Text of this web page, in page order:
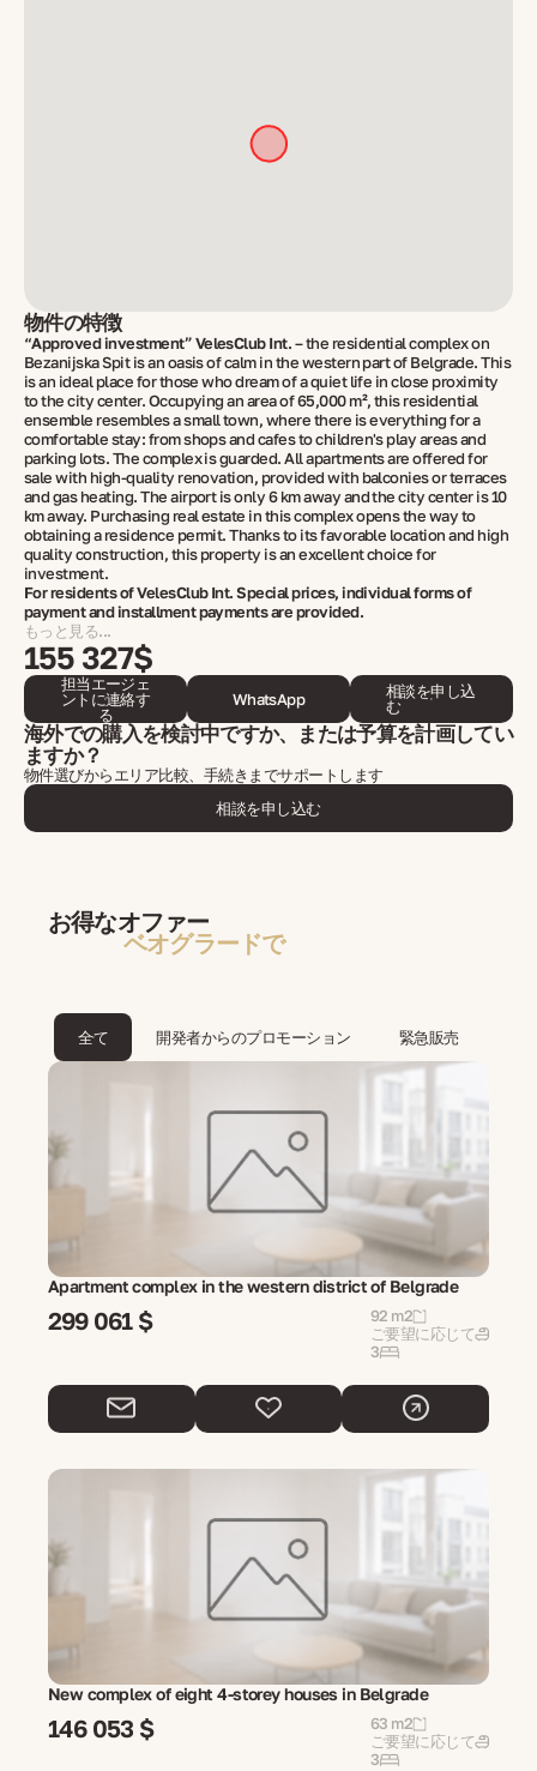
物件の特徴
“Approved investment” VelesClub Int.– the residential complex on
Bezanijska Spit is an oasis of calm in the western part of Belgrade. This
is an ideal place for those who dream of a quiet life in close proximity
to the city center. Occupying an area of 65,000 m², this residential
ensemble resembles a small town, where there is everything for a
comfortable stay: from shops and cafes to children's play areas and
parking lots. The complex is guarded. All apartments are offered for
sale with high-quality renovation, provided with balconies or terraces
and gas heating. The airport is only 6 km away and the city center is 10
km away. Purchasing real estate in this complex opens the way to
obtaining a residence permit. Thanks to its favorable location and high
quality construction, this property is an excellent choice for
investment.
For residents of VelesClub Int. Special prices, individual forms of
payment and installment payments are provided.
もっと見る...
155 327$
担当エージェ
ントに連絡す
る
WhatsApp
相談を申し込
む
海外での購入を検討中ですか、または予算を計画してい
ますか？
物件選びからエリア比較、手続きまでサポートします
相談を申し込む
お得なオファー
ベオグラードで
全て 開発者からのプロモーション 緊急販売
Apartment complex in the western district of Belgrade
299 061 $
92 m2
ご要望に応じて
3
New complex of eight 4-storey houses in Belgrade
146 053 $
63 m2
ご要望に応じて
3